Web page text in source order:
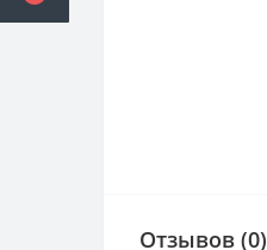
Отзывов (0)